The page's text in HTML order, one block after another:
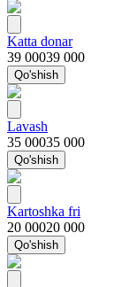
Katta donar
39 00039 000
Qo'shish
Lavash
35 00035 000
Qo'shish
Kartoshka fri
20 00020 000
Qo'shish